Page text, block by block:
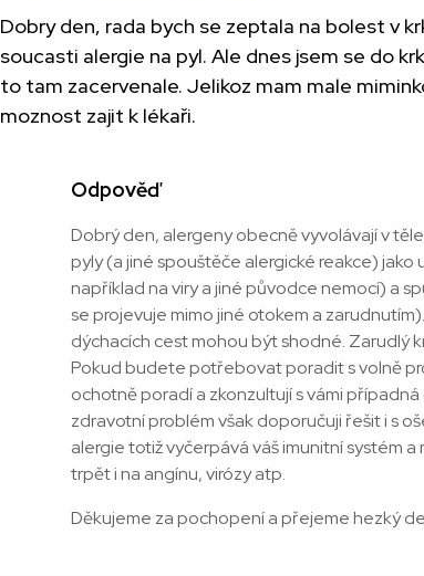
Dobry den, rada bych se zeptala na bolest v
soucasti alergie na pyl. Ale dnes jsem se do
to tam zacervenale. Jelikoz mam male
moznost zajit k lékaři.
Odpověď
Dobrý den, alergeny obecně vyvolávají v
pyly (a jiné spouštěče alergické reakce)
například na viry a jiné původce nemocí) a
se projevuje mimo jiné otokem a
dýchacích cest mohou být shodné. Zarudlý
Pokud budete potřebovat poradit s volně
ochotně poradí a zkonzultují s vámi
zdravotní problém však doporučuji řešit i s
alergie totiž vyčerpává váš imunitní systém
trpět i na angínu, virózy atp.
Děkujeme za pochopení a přejeme hezký